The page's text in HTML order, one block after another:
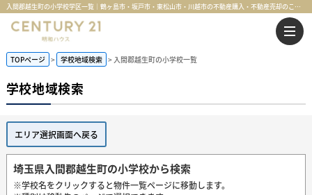
入間郡越生町の小学校学区一覧｜鶴ヶ島市・坂戸市・東松山市・川越市の不動産購入・不動産売却のことならセンチュリー21明和ハウス
TOPページ 学校地域検索 入間郡越生町の小学校一覧
学校地域検索
エリア選択画面へ戻る
埼玉県入間郡越生町の小学校から検索
※学校名をクリックすると物件一覧ページに移動します。